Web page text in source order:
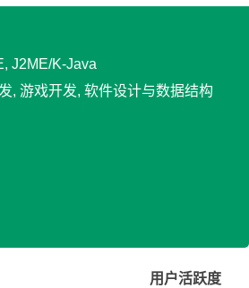
J2ME/K-Java
, 游戏开发, 软件设计与数据结构
用户活跃度